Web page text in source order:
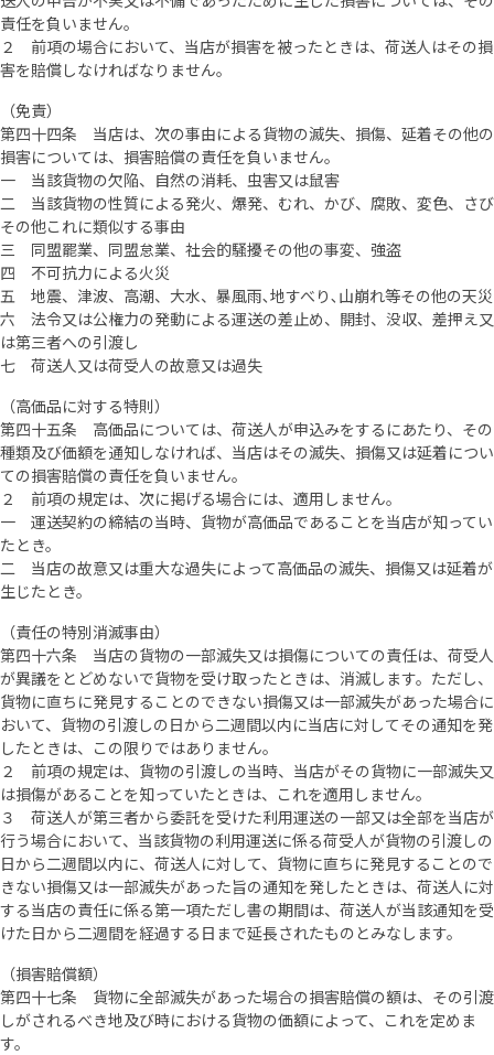
責任を負いません。
２ 前項の場合において、当店が損害を被ったときは、荷送人はその損
害を賠償しなければなりません。
（免責）
第四十四条 当店は、次の事由による貨物の滅失、損傷、延着その他の
損害については、損害賠償の責任を負いません。
一 当該貨物の欠陥、自然の消耗、虫害又は鼠害
二 当該貨物の性質による発火、爆発、むれ、かび、腐敗、変色、さび
その他これに類似する事由
三 同盟罷業、同盟怠業、社会的騒擾その他の事変、強盗
四 不可抗力による火災
五 地震、津波、高潮、大水、暴風雨､地すべり､山崩れ等その他の天災
六 法令又は公権力の発動による運送の差止め、開封、没収、差押え又
は第三者への引渡し
七 荷送人又は荷受人の故意又は過失
（高価品に対する特則）
第四十五条 高価品については、荷送人が申込みをするにあたり、その
種類及び価額を通知しなければ、当店はその滅失、損傷又は延着につい
ての損害賠償の責任を負いません。
２ 前項の規定は、次に掲げる場合には、適用しません。
一 運送契約の締結の当時、貨物が高価品であることを当店が知ってい
たとき。
二 当店の故意又は重大な過失によって高価品の滅失、損傷又は延着が
生じたとき。
（責任の特別消滅事由）
第四十六条 当店の貨物の一部滅失又は損傷についての責任は、荷受人
が異議をとどめないで貨物を受け取ったときは、消滅します。ただし、
貨物に直ちに発見することのできない損傷又は一部滅失があった場合に
おいて、貨物の引渡しの日から二週間以内に当店に対してその通知を発
したときは、この限りではありません。
２ 前項の規定は、貨物の引渡しの当時、当店がその貨物に一部滅失又
は損傷があることを知っていたときは、これを適用しません。
３ 荷送人が第三者から委託を受けた利用運送の一部又は全部を当店が
行う場合において、当該貨物の利用運送に係る荷受人が貨物の引渡しの
日から二週間以内に、荷送人に対して、貨物に直ちに発見することので
きない損傷又は一部滅失があった旨の通知を発したときは、荷送人に対
する当店の責任に係る第一項ただし書の期間は、荷送人が当該通知を受
けた日から二週間を経過する日まで延長されたものとみなします。
（損害賠償額）
第四十七条 貨物に全部滅失があった場合の損害賠償の額は、その引渡
しがされるべき地及び時における貨物の価額によって、これを定めま
す。